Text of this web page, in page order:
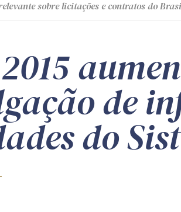
sobre licitações e contratos do
de
do